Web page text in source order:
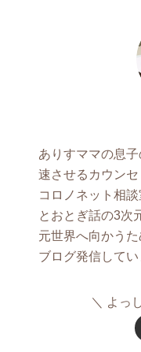
ありすママの息
速させるカウン
コロノネット相
とおとぎ話の3次
元世界へ向かう
ブログ発信してい
よっ